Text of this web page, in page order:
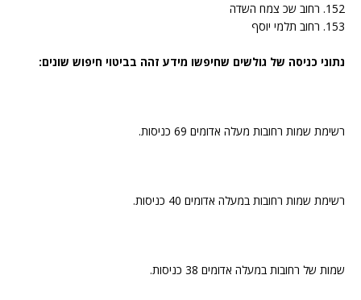
152. רחוב שכ צמח השדה
153. רחוב תלמי יוסף
נתוני כניסה של גולשים שחיפשו מידע זהה בביטוי חיפוש שונים:
רשימת שמות רחובות מעלה אדומים 69 כניסות.
רשימת שמות רחובות במעלה אדומים 40 כניסות.
שמות של רחובות במעלה אדומים 38 כניסות.